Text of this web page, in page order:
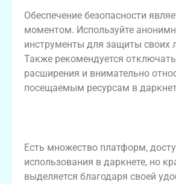
Обеспечение безопасности
моментом. Используйте
инструменты для защиты своих
Также рекомендуется
расширения и внимательно
посещаемым ресурсам в
Есть множество платформ,
использования в даркнете, но
выделяется благодаря своей